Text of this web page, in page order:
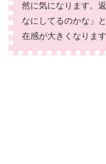
然に気になります。
なにしてるのかな」
在感が大きくなります